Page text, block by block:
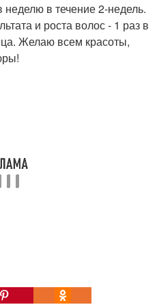
в течение 2-недель.
и роста волос - 1 раз в
Желаю всем красоты,